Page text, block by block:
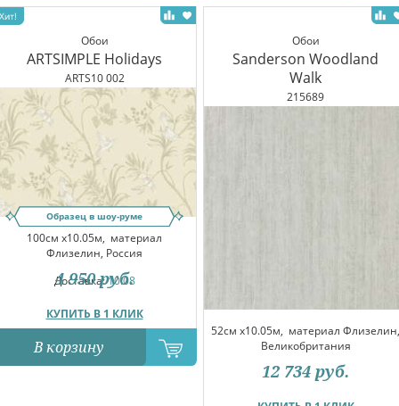
Обои
ARTSIMPLE Holidays
ARTS10 002
Образец в шоу-руме
100см x10.05м, материал
Флизелин, Россия
Доставка:10.08
КУПИТЬ В 1 КЛИК
4 950 руб.
В корзину
Обои
Sanderson Woodland
Walk
215689
52см x10.05м, материал Флизелин,
Великобритания
12 734 руб.